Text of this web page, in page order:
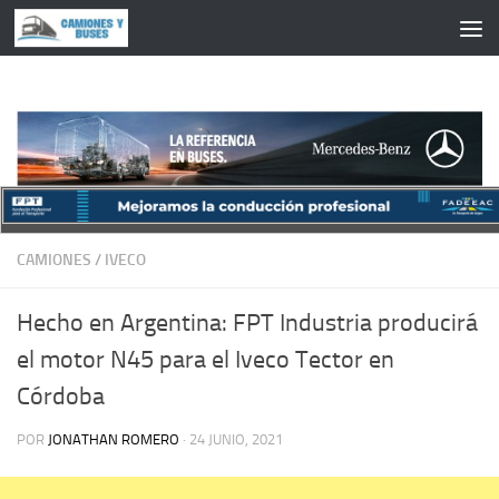
Saltar al contenido
CAMIONES / IVECO
Hecho en Argentina: FPT Industria producirá
el motor N45 para el Iveco Tector en
Córdoba
POR JONATHAN ROMERO · 24 JUNIO, 2021